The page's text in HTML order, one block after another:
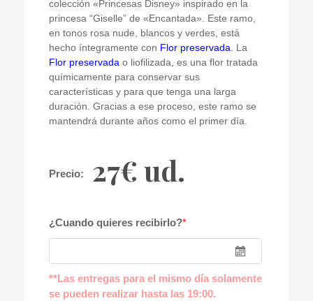
colección «Princesas Disney» inspirado en la
princesa “Giselle” de «Encantada». Este ramo,
en tonos rosa nude, blancos y verdes, está
hecho íntegramente con Flor preservada . La
Flor preservada o liofilizada, es una flor tratada
químicamente para conservar sus
características y para que tenga una larga
duración. Gracias a ese proceso, este ramo se
mantendrá durante años como el primer día.
Precio: 27€ ud.
¿Cuando quieres recibirlo?*
**Las entregas para el mismo día solamente
se pueden realizar hasta las 19:00.